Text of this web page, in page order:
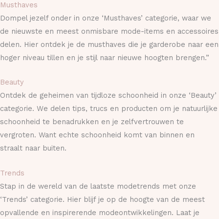
Musthaves
Dompel jezelf onder in onze ‘Musthaves’ categorie, waar we
de nieuwste en meest onmisbare mode-items en accessoires
delen. Hier ontdek je de musthaves die je garderobe naar een
hoger niveau tillen en je stijl naar nieuwe hoogten brengen.”
Beauty
Ontdek de geheimen van tijdloze schoonheid in onze ‘Beauty’
categorie. We delen tips, trucs en producten om je natuurlijke
schoonheid te benadrukken en je zelfvertrouwen te
vergroten. Want echte schoonheid komt van binnen en
straalt naar buiten.
Trends
Stap in de wereld van de laatste modetrends met onze
‘Trends’ categorie. Hier blijf je op de hoogte van de meest
opvallende en inspirerende modeontwikkelingen. Laat je